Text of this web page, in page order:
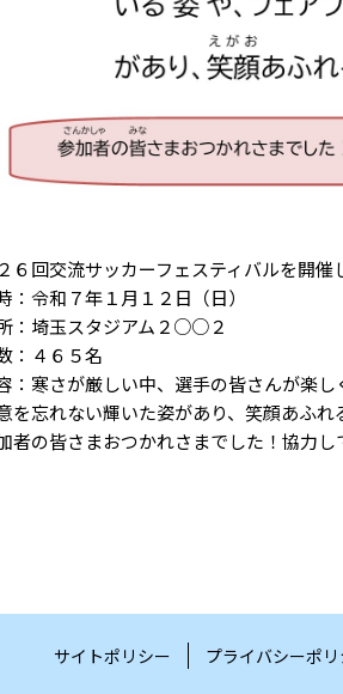
６回交流サッカーフェスティバルを開催
：令和７年１月１２日（日）
：埼玉スタジアム２○○２
：４６５名
：寒さが厳しい中、選手の皆さんが楽
を忘れない輝いた姿があり、笑顔あふれ
者の皆さまおつかれさまでした！協力
サイトポリシー プライバシーポ